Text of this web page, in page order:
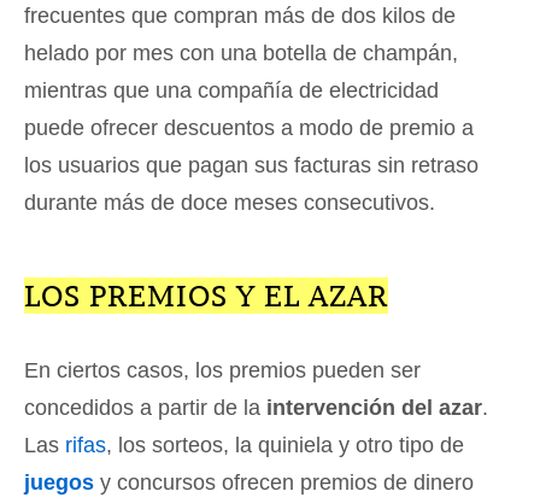
frecuentes que compran más de dos kilos de
helado por mes con una botella de champán,
mientras que una compañía de electricidad
puede ofrecer descuentos a modo de premio a
los usuarios que pagan sus facturas sin retraso
durante más de doce meses consecutivos.
LOS PREMIOS Y EL AZAR
En ciertos casos, los premios pueden ser
concedidos a partir de la intervención del azar.
Las rifas, los sorteos, la quiniela y otro tipo de
juegos y concursos ofrecen premios de dinero